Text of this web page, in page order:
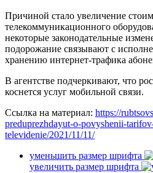
Причиной стало увеличение
телекоммуникационного
некоторые законодательные
подорожание связывают с
хранению интернет-трафика
В агентстве подчеркивают, что
коснется услуг мобильной связи.
Ссылка на материал: https://
preduprezhdayut-o-povyshenii-
televidenie/2021/11/11/
уменьшить размер шрифта
увеличить размер шрифта